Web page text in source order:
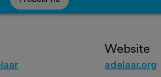
Website
adelaar.org